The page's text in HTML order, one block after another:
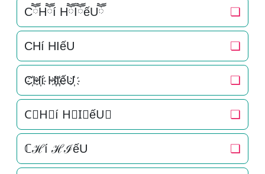
CཽHཽí HཽIཽếUཽ ❏
CHí HIếU ❏
C҉H҉í H҉I҉ếU҉ ❏
C⃜H⃜í H⃜I⃜ếU⃜ ❏
ℂℋí ℋℐếU ❏